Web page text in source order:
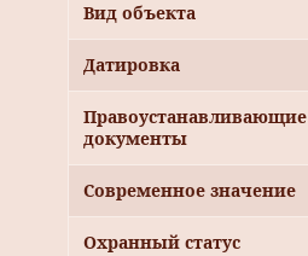
Вид объекта
Датировка
Правоустанавливающие
документы
Современное значение
Охранный статус